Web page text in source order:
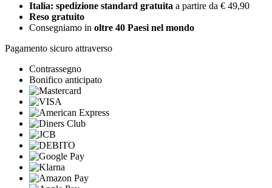
Italia: spedizione standard gratuita a partire da € 49,90
Reso gratuito
Consegniamo in oltre 40 Paesi nel mondo
Pagamento sicuro attraverso
Contrassegno
Bonifico anticipato